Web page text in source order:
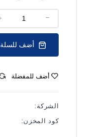
أضف للسلة
أضف للمفضلة
الشركة:
كود المخزن: